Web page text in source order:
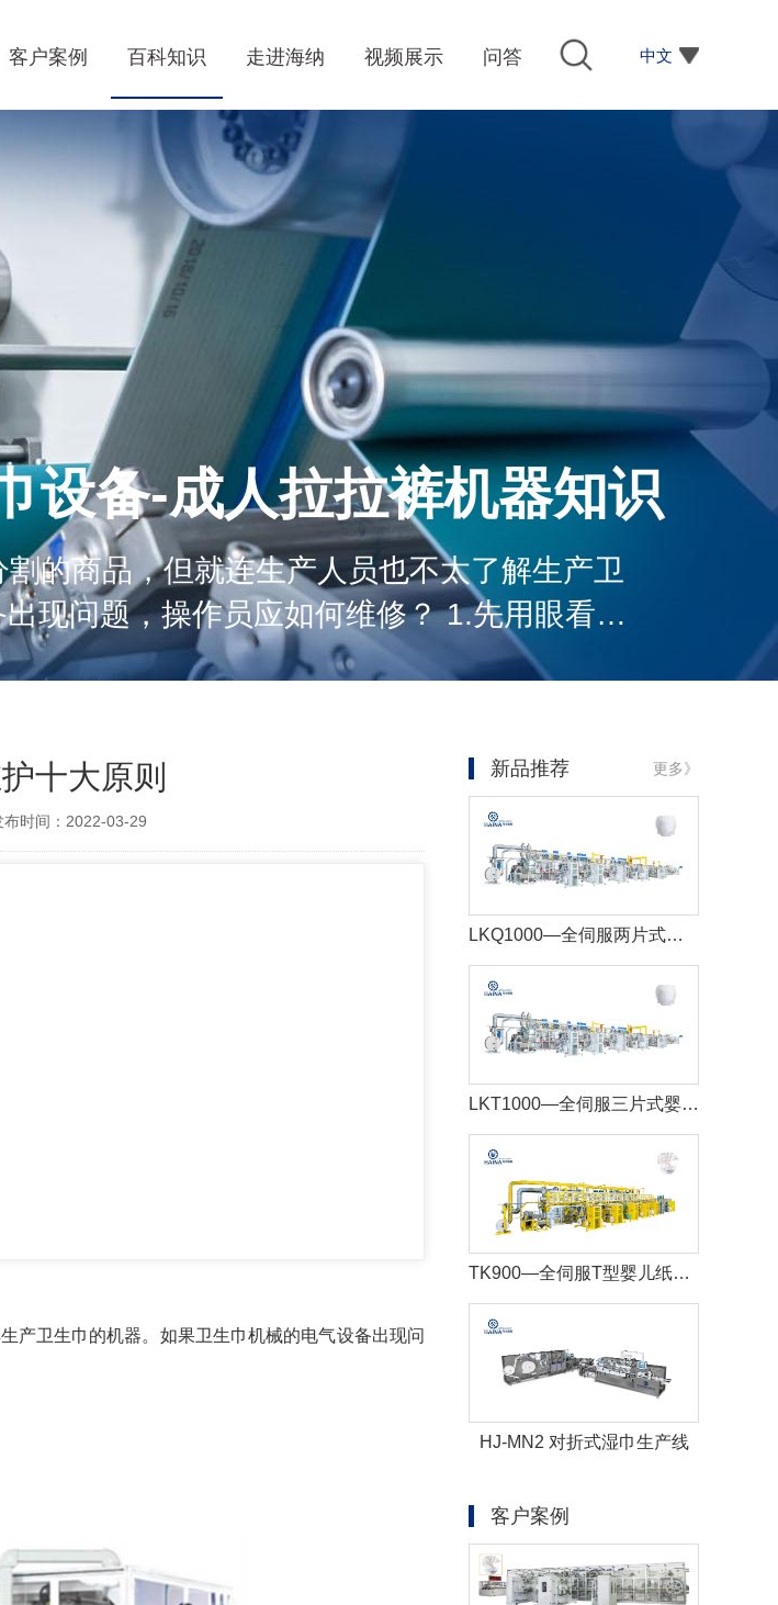
中文
客户案例 百科知识 走进海纳 视频展示 问答
设备-成人拉拉裤机器知识
的商品，但就连生产人员也不太了解生产卫
，操作员应如何维修？ 1.先用眼看，
十大原则
布时间：2022-03-29
产卫生巾的机器。如果卫生巾机械的电气设备出现问
新品推荐 更多》
LKQ1000—全伺服两片式婴儿拉拉裤生产线
LKT1000—全伺服三片式婴儿拉拉裤生产线
TK900—全伺服T型婴儿纸尿裤生产线+自动包装机
HJ-MN2 对折式湿巾生产线
客户案例